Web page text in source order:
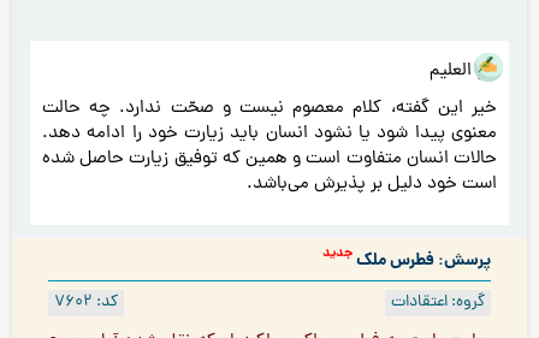
هو العلیم
خیر این گفته، کلام معصوم نیست و صحّت ندارد. چه حالت
معنوی پیدا شود یا نشود انسان باید زیارت خود را ادامه دهد.
حالات انسان متفاوت است و همین که توفیق زیارت حاصل شده
است خود دلیل بر پذیرش می‌باشد.
پرسش: فطرس ملکجدید
کد: 7602 گروه: اعتقادات